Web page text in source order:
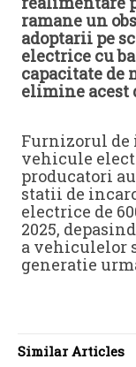
ramane un
adoptarii pe
electrice cu
capacitate de
elimine acest
Furnizorul
vehicule
producatori
statii de
electrice de
2025,
a vehiculelor
generatie
Similar Articles